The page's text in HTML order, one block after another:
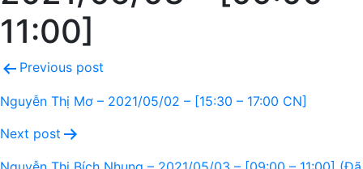
11:00]
Previous post
Nguyễn Thị Mơ – 2021/05/02 – [15:30 – 17:00 CN]
Next post